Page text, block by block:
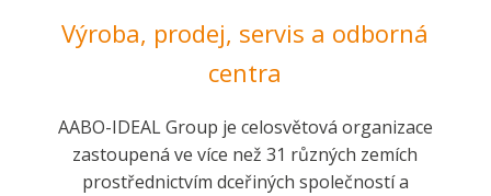
Výroba, prodej, servis a odborná
centra
AABO-IDEAL Group je celosvětová organizace
zastoupená ve více než 31 různých zemích
prostřednictvím dceřiných společností a